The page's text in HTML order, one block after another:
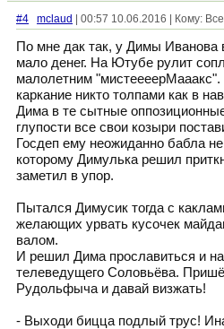
#4 mclaud | 00:57 10.06.2016 | Кому:
По мне дак так, у Димы Иванова
мало денег. На Ютубе рулит
малолетним "мистеееерМааакс".
каркание никто толпами как в
Дима в те сытные
глупости все свои козыри
Госдеп ему неожиданно бабла
которому Димулька решил
заметил в упор.
Пытался Димусик тогда с
желающих урвать кусочек
валом.
И решил Дима прославиться и
телеведущего Соловьёва.
Рудольфыча и давай визжать!
- Выходи бицца подлый трус!